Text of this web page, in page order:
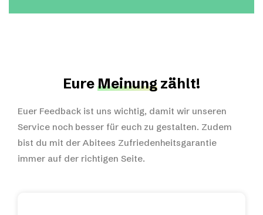
EureMeinung zählt!
Euer Feedback ist uns wichtig, damit wir unseren
Service noch besser für euch zu gestalten. Zudem
bist du mit der Abitees Zufriedenheitsgarantie
immer auf der richtigen Seite.